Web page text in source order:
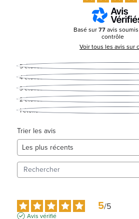
Basé sur77avis
contrôle
Voir tous les avis sur
5étoiles
4étoiles
3étoiles
2étoiles
1étoile
Trier les avis
5/5
Avis vérifié